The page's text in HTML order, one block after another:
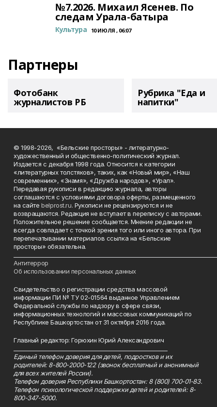
№7.2026. Михаил Ясенев. По
следам Урала-батыра
Культура 10 ИЮЛЯ , 06:07
Партнеры
Фотобанк
журналистов РБ
Рубрика "Еда и
напитки"
© 1998-2026, «Бельские просторы» - литературно-
художественный и общественно-политический журнал.
Издается с декабря 1998 года. Относится к категории
«литературных толстяков», таких, как «Новый мир», «Наш
современник», «Знамя», «Дружба народов», «Урал».
Передавая рукописи в редакцию журнала, авторы
соглашаются с условиями договора оферты, размещенного
на сайтеbelprost.ru. Рукописи не рецензируются и не
возвращаются. Редакция не вступает в переписку с авторами.
Положительное решение сообщается. Мнение редакции не
всегда совпадает с точкой зрения того или иного автора. При
перепечатывании материалов ссылка на «Бельские
просторы» обязательна.
Антитеррор
Об использовании персональных данных
Свидетельство о регистрации средства массовой
информации ПИ № ТУ 02-01564 выданное Управлением
Федеральной службы по надзору в сфере связи,
информационных технологий и массовых коммуникаций по
Республике Башкортостан от 31 октября 2016 года.
Главный редактор: Горюхин Юрий Александрович
Единый телефон доверия для детей, подростков и их
родителей: 8-800-2000-122 (звонок бесплатный и анонимный
для всех жителей России).
Телефон доверия Республики Башкортостан: 8 (800) 700-01-83.
Телефон психологической поддержки детей и родителей: 8-
800-347-5000.